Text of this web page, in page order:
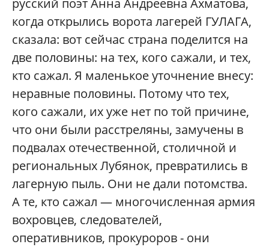
русский поэт Анна Андреевна Ахматова,
когда открылись ворота лагерей ГУЛАГА,
сказала: вот сейчас страна поделится на
две половины: на тех, кого сажали, и тех,
кто сажал. Я маленькое уточнение внесу:
неравные половины. Потому что тех,
кого сажали, их уже нет по той причине,
что они были расстреляны, замучены в
подвалах отечественной, столичной и
региональных Лубянок, превратились в
лагерную пыль. Они не дали потомства.
А те, кто сажал — многочисленная армия
вохровцев, следователей,
оперативников, прокуроров - они